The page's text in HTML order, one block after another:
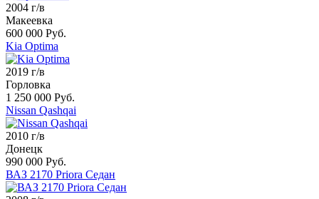
2004 г/в
Макеевка
600 000 Руб.
Kia Optima
2019 г/в
Горловка
1 250 000 Руб.
Nissan Qashqai
2010 г/в
Донецк
990 000 Руб.
ВАЗ 2170 Priora Седан